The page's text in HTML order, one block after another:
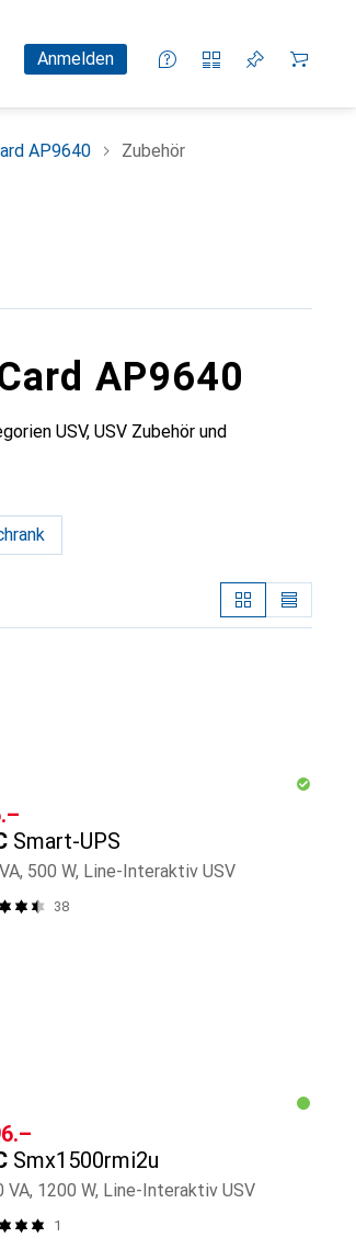
Anmelden
AP9640 Zubehör
AP9640
USV, USV Zubehör und
Smart-UPS
500 W, Line-Interaktiv USV
38
Smx1500rmi2u
VA, 1200 W, Line-Interaktiv USV
1